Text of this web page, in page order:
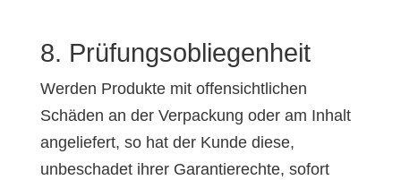
8. Prüfungsobliegenheit
Werden Produkte mit offensichtlichen
Schäden an der Verpackung oder am Inhalt
angeliefert, so hat der Kunde diese,
unbeschadet ihrer Garantierechte, sofort